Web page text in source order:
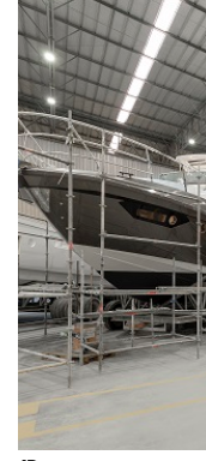
07/08/2026 | 07:00
Navegantes conquista